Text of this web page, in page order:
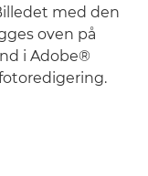
med den
oven på
i Adobe®